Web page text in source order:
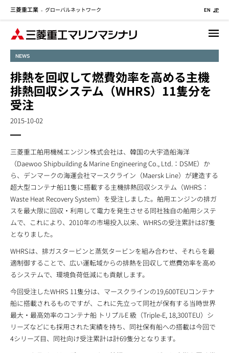
三菱重工業 - グローバルネットワーク EN JP
NEWS
排熱を回収して燃費効率を高める主機
排熱回収システム（WHRS）11隻分を
受注
2015-10-02
三菱重工舶用機械エンジン株式会社は、韓国の大宇造船海洋
（Daewoo Shipbuilding & Marine Engineering Co., Ltd.：DSME）か
ら、デンマークの海運会社マースクライン（Maersk Line）が建造する
超大型コンテナ船11隻に搭載する主機排熱回収システム（WHRS：
Waste Heat Recovery System）を受注しました。舶用エンジンの排ガ
スを最大限に回収・利用して電力を発生させる同社独自の舶用システ
ムで、これにより、2010年の市場投入以来、WHRSの受注累計は87隻
となりました。
WHRSは、排ガスタービンと蒸気タービンを組み合わせ、それらを最
適制御することで、広い運転域からの排熱を回収して燃費効率を高め
るシステムで、環境負荷低減にも貢献します。
今回受注したWHRS 11隻分は、マースクラインの19,600TEUコンテナ
船に搭載されるものですが、これに先立って同社が保有する当時世界
最大・最高効率のコンテナ船 トリプルE 級（Triple-E, 18,300TEU）シ
リーズなどにも採用された実績を持ち、同社保有船への搭載は今回で
4シリーズ目、同社向け受注累計は計69隻分となります。